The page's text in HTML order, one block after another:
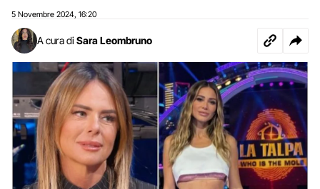
5 Novembre 2024 16:20
A cura di Sara Leombruno